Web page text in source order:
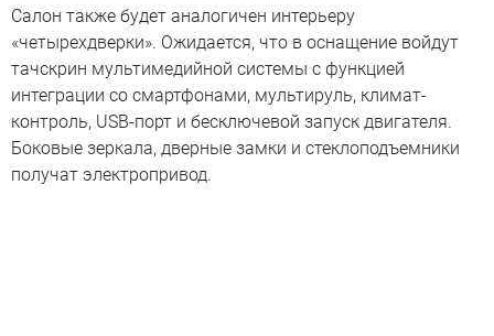
Салон также будет аналогичен интерьеру
«четырехдверки». Ожидается, что в оснащение войдут
тачскрин мультимедийной системы с функцией
интеграции со смартфонами, мультируль, климат-
контроль, USB-порт и бесключевой запуск двигателя.
Боковые зеркала, дверные замки и стеклоподъемники
получат электропривод.